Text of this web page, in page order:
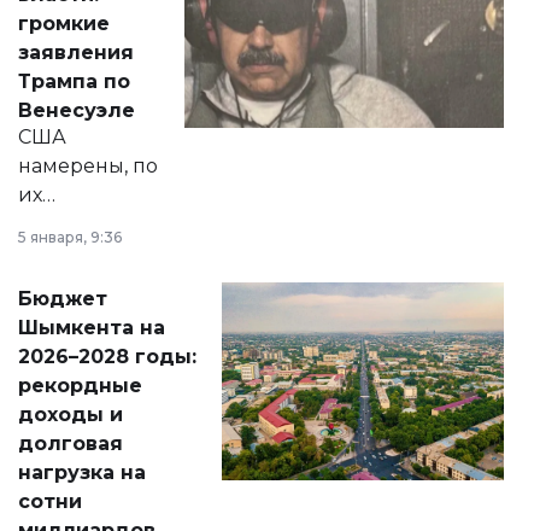
реформах до
вопросов армии,
экономики и
личного здоровья.
громкие
заявления
Трампа по
Венесуэле
США
намерены, по
их
принести
народу
Венесуэлы.
5 января, 9:36
Бюджет
Шымкента на
2026–2028 годы:
рекордные
доходы и
долговая
нагрузка на
сотни